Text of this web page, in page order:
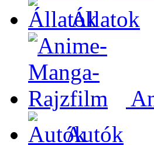
Állatok
Autók